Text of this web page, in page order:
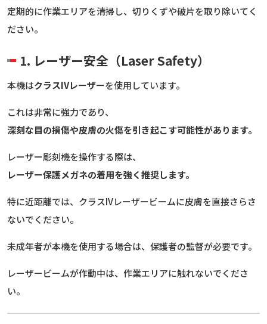
定期的に作業エリアを清掃し、切りくずや破片を取り除いてく
ださい。
1. レーザー安全（Laser Safety）
本機はクラスIVレーザーを使用しています。
これは非常に強力であり、
深刻な目の損傷や皮膚の火傷を引き起こす可能性があります。
レーザー彫刻機を操作する際は、
レーザー保護メガネの着用を強く推奨します。
特に近距離では、クラスIVレーザービームに皮膚を直接さらさ
ないでください。
未成年者が本機を使用する場合は、保護者の監督が必要です。
レーザービームが作動中は、作業エリアに触れないでくださ
い。